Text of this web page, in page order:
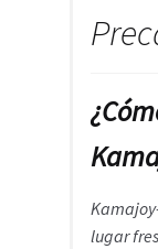
lugar